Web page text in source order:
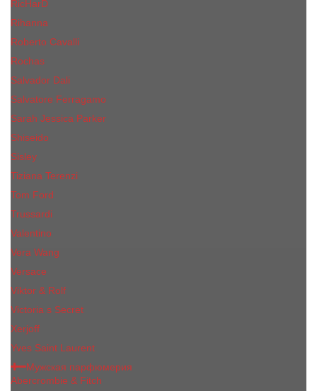
RicHarD
Rihanna
Roberto Cavalli
Rochas
Salvador Dali
Salvatore Ferragamo
Sarah Jessica Parker
Shiseido
Sisley
Tiziana Terenzi
Tom Ford
Trussardi
Valentino
Vera Wang
Versace
Viktor & Rolf
Victoria s Secret
Xerjoff
Yves Saint Laurent
Мужская парфюмерия
Abercrombie & Fitch